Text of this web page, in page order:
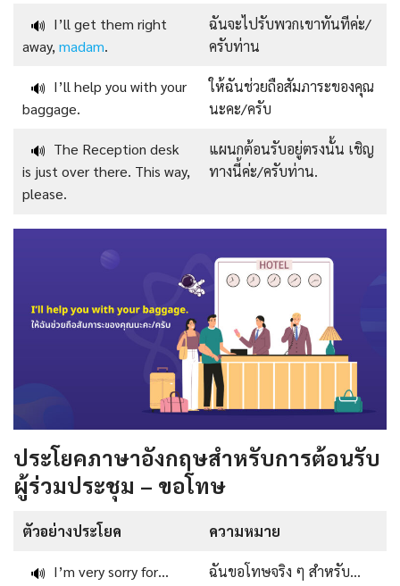
🔊 I’ll get them right
away, madam.
ฉันจะไปรับพวกเขาทันทีค่ะ/
ครับท่าน
🔊 I’ll help you with your
baggage.
ให้ฉันช่วยถือสัมภาระของคุณ
นะคะ/ครับ
🔊 The Reception desk
is just over there. This way,
please.
แผนกต้อนรับอยู่ตรงนั้น เชิญ
ทางนี้ค่ะ/ครับท่าน.
ประโยคภาษาอังกฤษสำหรับการต้อนรับ
ผู้ร่วมประชุม – ขอโทษ
ตัวอย่างประโยค ความหมาย
🔊 I’m very sorry for… ฉันขอโทษจริง ๆ สําหรับ…